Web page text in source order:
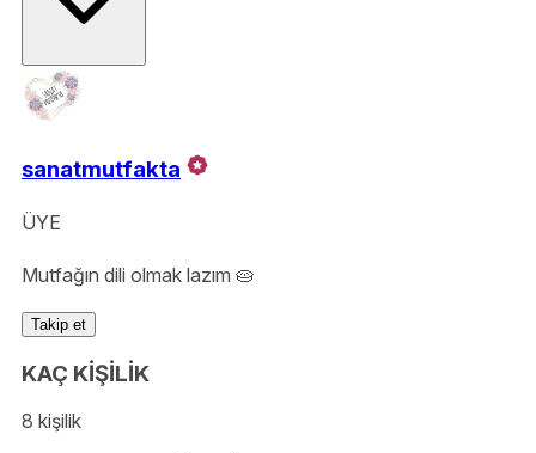
sanatmutfakta
ÜYE
Mutfağın dili olmak lazım 🥧
Takip et
KAÇ KİŞİLİK
8 kişilik